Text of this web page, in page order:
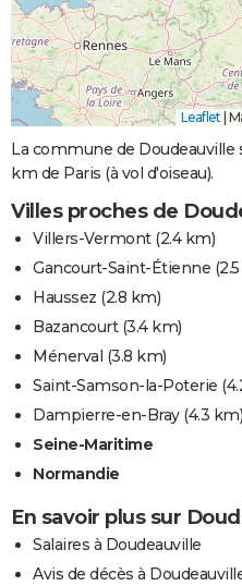
Leaflet
La commune de Doudeauville
km de Paris (à vol d'oiseau).
Villes proches de
Villers-Vermont(2.4 km)
Gancourt-Saint-Étienne
Haussez (2.8 km)
Bazancourt(3.4 km)
Ménerval (3.8 km)
Saint-Samson-la-Poterie
Dampierre-en-Bray(4.3 km)
Seine-Maritime
Normandie
En savoir plus sur
Salaires à Doudeauville
Avis de décès à